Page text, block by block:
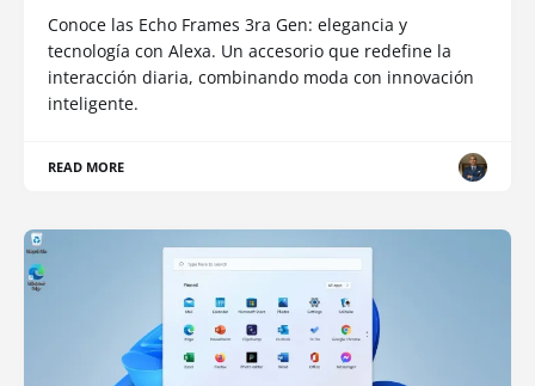
Conoce las Echo Frames 3ra Gen: elegancia y
tecnología con Alexa. Un accesorio que redefine la
interacción diaria, combinando moda con innovación
inteligente.
READ MORE